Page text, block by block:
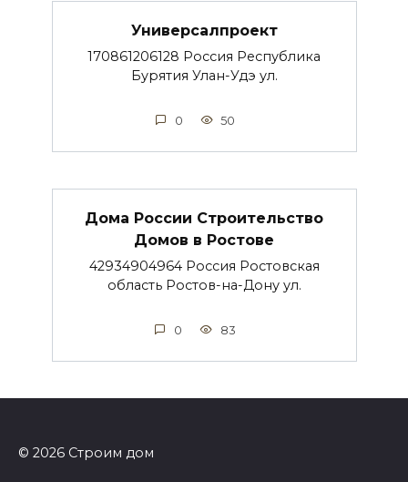
Универсалпроект
170861206128 Россия Республика
Бурятия Улан-Удэ ул.
0 50
Дома России Строительство
Домов в Ростове
42934904964 Россия Ростовская
область Ростов-на-Дону ул.
0 83
© 2026 Строим дом